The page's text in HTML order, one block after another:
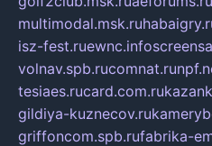
multimodal.msk.ru
isz-fest.ruewnc.info
volnav.spb.rucomnat.ru
tesiaes.rucard.com.ru
gildiya-kuznecov.ru
griffoncom.spb.rufabrika-